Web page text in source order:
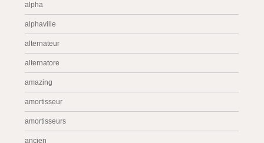
alpha
alphaville
alternateur
alternatore
amazing
amortisseur
amortisseurs
ancien